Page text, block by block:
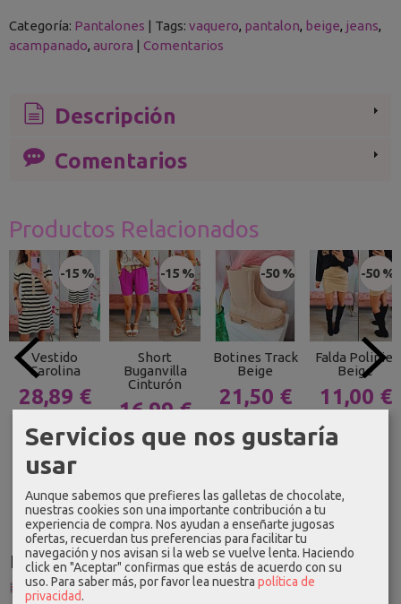
Idioma
Categoría: Pantalones | Tags: vaquero pantalon beige jeans
acampanado aurora | Comentarios
Descripción
Comentarios
Productos Relacionados
-15 %
Vestido
Carolina
28,89 €
-15 %
Short
Buganvilla
Cinturón
16,99 €
19,99 €
-50 %
Botines Track
Beige
21,50 €
-50 %
Falda Polipiel
Beige
11,00 €
Servicios que nos gustaría
usar
Aunque sabemos que prefieres las galletas de chocolate,
nuestras cookies son una importante contribución a tu
experiencia de compra. Nos ayudan a enseñarte jugosas
ofertas, recuerdan tus preferencias para facilitar tu
navegación y nos avisan si la web se vuelve lenta. Haciendo
click en "Aceptar" confirmas que estás de acuerdo con su
uso. Para saber más, por favor lea nuestra política de
privacidad.